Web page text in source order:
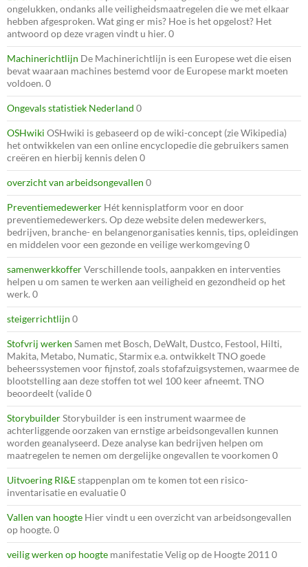
ongelukken, ondanks alle veiligheidsmaatregelen die we met elkaar
hebben afgesproken. Wat ging er mis? Hoe is het opgelost? Het
antwoord op deze vragen vindt u hier. 0
Machinerichtlijn De Machinerichtlijn is een Europese wet die eisen
bevat waaraan machines bestemd voor de Europese markt moeten
voldoen. 0
Ongevals statistiek Nederland 0
OSHwiki OSHwiki is gebaseerd op de wiki-concept (zie Wikipedia)
het ontwikkelen van een online encyclopedie die gebruikers samen
creëren en hierbij kennis delen 0
overzicht van arbeidsongevallen 0
Preventiemedewerker Hét kennisplatform voor en door
preventiemedewerkers. Op deze website delen medewerkers,
bedrijven, branche- en belangenorganisaties kennis, tips, opleidingen
en middelen voor een gezonde en veilige werkomgeving 0
samenwerkkofferVerschillende tools, aanpakken en interventies
helpen u om samen te werken aan veiligheid en gezondheid op het
werk. 0
steigerrichtlijn 0
Stofvrij werken Samen met Bosch, DeWalt, Dustco, Festool, Hilti,
Makita, Metabo, Numatic, Starmix e.a. ontwikkelt TNO goede
beheerssystemen voor fijnstof, zoals stofafzuigsystemen, waarmee de
blootstelling aan deze stoffen tot wel 100 keer afneemt. TNO
beoordeelt (valide 0
StorybuilderStorybuilder is een instrument waarmee de
achterliggende oorzaken van ernstige arbeidsongevallen kunnen
worden geanalyseerd. Deze analyse kan bedrijven helpen om
maatregelen te nemen om dergelijke ongevallen te voorkomen 0
Uitvoering RI&Estappenplan om te komen tot een risico-
inventarisatie en evaluatie 0
Vallen van hoogte Hier vindt u een overzicht van arbeidsongevallen
op hoogte. 0
veilig werken op hoogte manifestatie Velig op de Hoogte 2011 0